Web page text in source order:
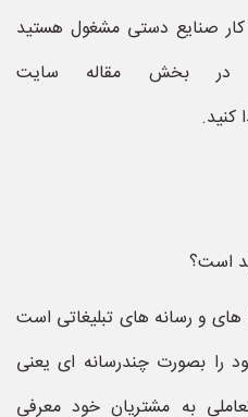
کار صنایع دستی مشغول هستید
در بخش مقاله سایت
کنید.
است؟
و رسانه های تبلیغاتی است
را بصورت چندرسانه ای یعنی
به مشتریان خود معرفی